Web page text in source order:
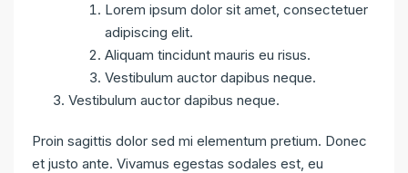
Lorem ipsum dolor sit amet, consectetuer
adipiscing elit.
Aliquam tincidunt mauris eu risus.
Vestibulum auctor dapibus neque.
Vestibulum auctor dapibus neque.
Proin sagittis dolor sed mi elementum pretium. Donec
et justo ante. Vivamus egestas sodales est, eu